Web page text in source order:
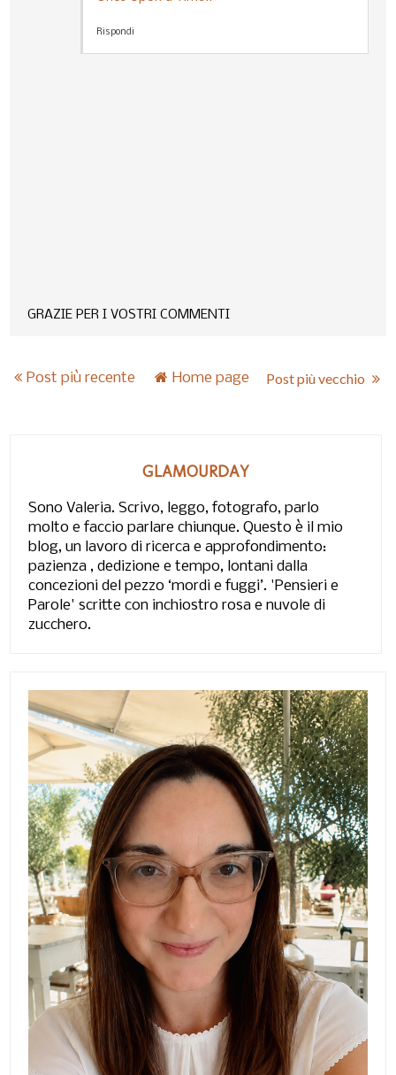
Rispondi
GRAZIE PER I VOSTRI COMMENTI
Post più recente Post più vecchio
Home page
GLAMOURDAY
Sono Valeria. Scrivo, leggo, fotografo, parlo
molto e faccio parlare chiunque. Questo è il mio
blog, un lavoro di ricerca e approfondimento:
pazienza , dedizione e tempo, lontani dalla
concezioni del pezzo ‘mordi e fuggi’. 'Pensieri e
Parole' scritte con inchiostro rosa e nuvole di
zucchero.